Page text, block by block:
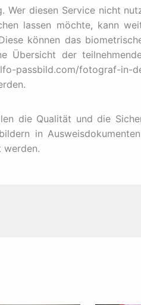
diesen Service nicht
lassen möchte, kann
können das
Übersicht der
fotograf-in-
die Qualität und die
in
werden.